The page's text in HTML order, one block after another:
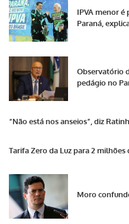
IPVA menor é
Paraná,
Observatório
pedágio no
“Não está nos anseios”, diz
Tarifa Zero da Luz para 2 milhões
Moro